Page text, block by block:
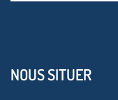
NOUS SITUER